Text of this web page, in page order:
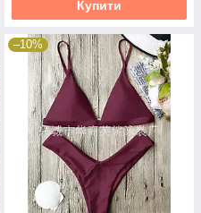
Купити
–10%